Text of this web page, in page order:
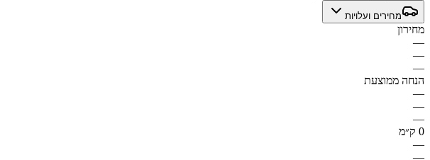
מחירים ועלויות
מחירון
—
—
—
הנחה ממוצעת
—
—
—
0 ק״מ
—
—